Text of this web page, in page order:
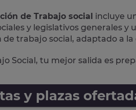
de Trabajo social incluye
y legislativos generales
trabajo social, adaptado a
Social, tu mejor salida es
y plazas